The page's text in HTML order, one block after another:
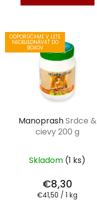
ODPORÚČAME V LETE
NEOBJEDNÁVAŤ DO
BOXOV
ManoprashSrdce &
cievy 200 g
Skladom (1 ks)
€8,30
Jednotková
€41,50 / 1 kg